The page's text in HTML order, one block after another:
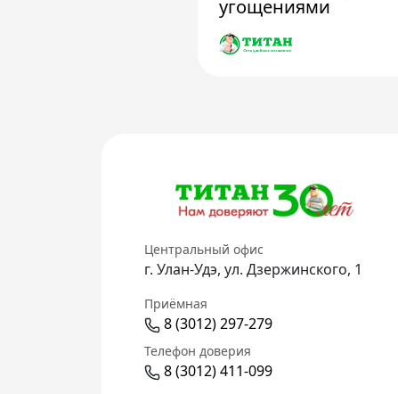
угощениями
Центральный офис
г. Улан-Удэ, ул. Дзержинского, 1
Приёмная
8 (3012) 297-279
Телефон доверия
8 (3012) 411-099